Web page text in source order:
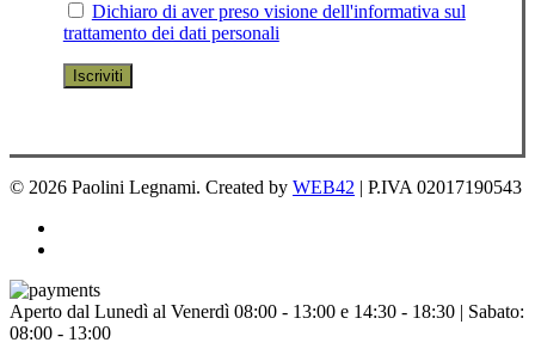
Dichiaro di aver preso visione dell'informativa sul
trattamento dei dati personali
© 2026 Paolini Legnami. Created by WEB42 | P.IVA 02017190543
Chiudi
menu
Aperto dal Lunedì al Venerdì 08:00 - 13:00 e 14:30 - 18:30 | Sabato:
08:00 - 13:00